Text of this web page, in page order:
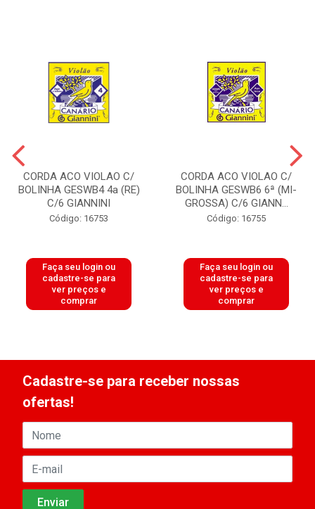
CORDA ACO VIOLAO C/
BOLINHA GESWB4 4a (RE)
C/6 GIANNINI
Código: 16753
Faça seu login ou
cadastre-se para
ver preços e
comprar
CORDA ACO VIOLAO C/
BOLINHA GESWB6 6ª (MI-
GROSSA) C/6 GIANN...
Código: 16755
Faça seu login ou
cadastre-se para
ver preços e
comprar
Cadastre-se para receber nossas
ofertas!